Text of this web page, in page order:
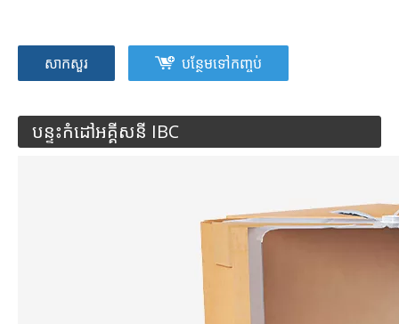
សាកសួរ បន្ថែមទៅកញ្ចប់
បន្ទះកំដៅអគ្គីសនី IBC